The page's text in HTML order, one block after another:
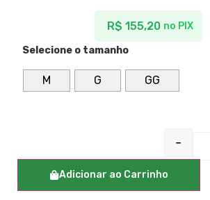
R$ 155,20 no PIX
Selecione o tamanho
M G GG
-
Adicionar ao Carrinho